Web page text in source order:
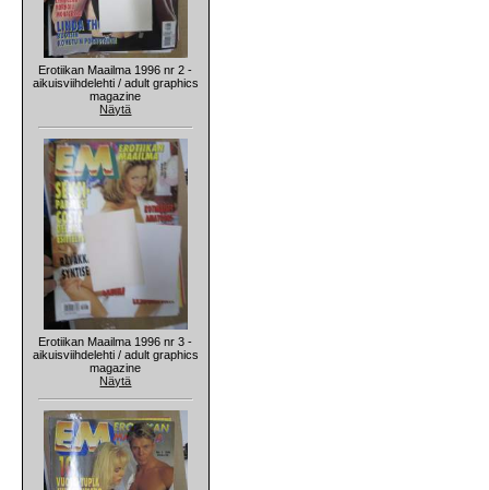
Erotiikan Maailma 1996 nr 2 -
aikuisviihdelehti / adult graphics
magazine
Näytä
Erotiikan Maailma 1996 nr 3 -
aikuisviihdelehti / adult graphics
magazine
Näytä